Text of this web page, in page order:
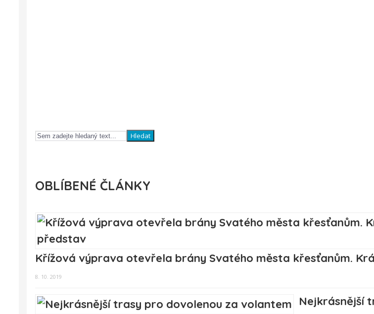
Hledat
OBLÍBENÉ ČLÁNKY
Křížová výprava otevřela brány Svatého města křesťanům.
8. 10. 2019
Nejkrásnější